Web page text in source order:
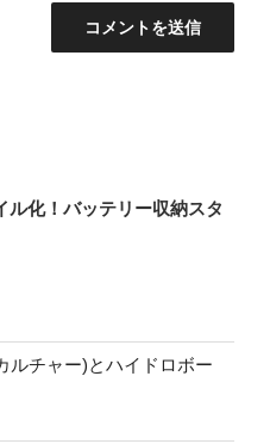
ル化！バッテリー収納スタ
ルチャー)とハイドロボー